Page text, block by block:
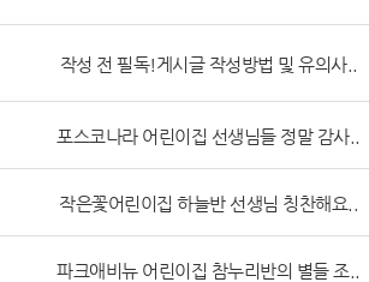
작성 전 필독!게시글 작성방법 및 유의사..
포스코나라 어린이집 선생님들 정말 감사..
작은꽃어린이집 하늘반 선생님 칭찬해요..
파크애비뉴 어린이집 참누리반의 별들 조..